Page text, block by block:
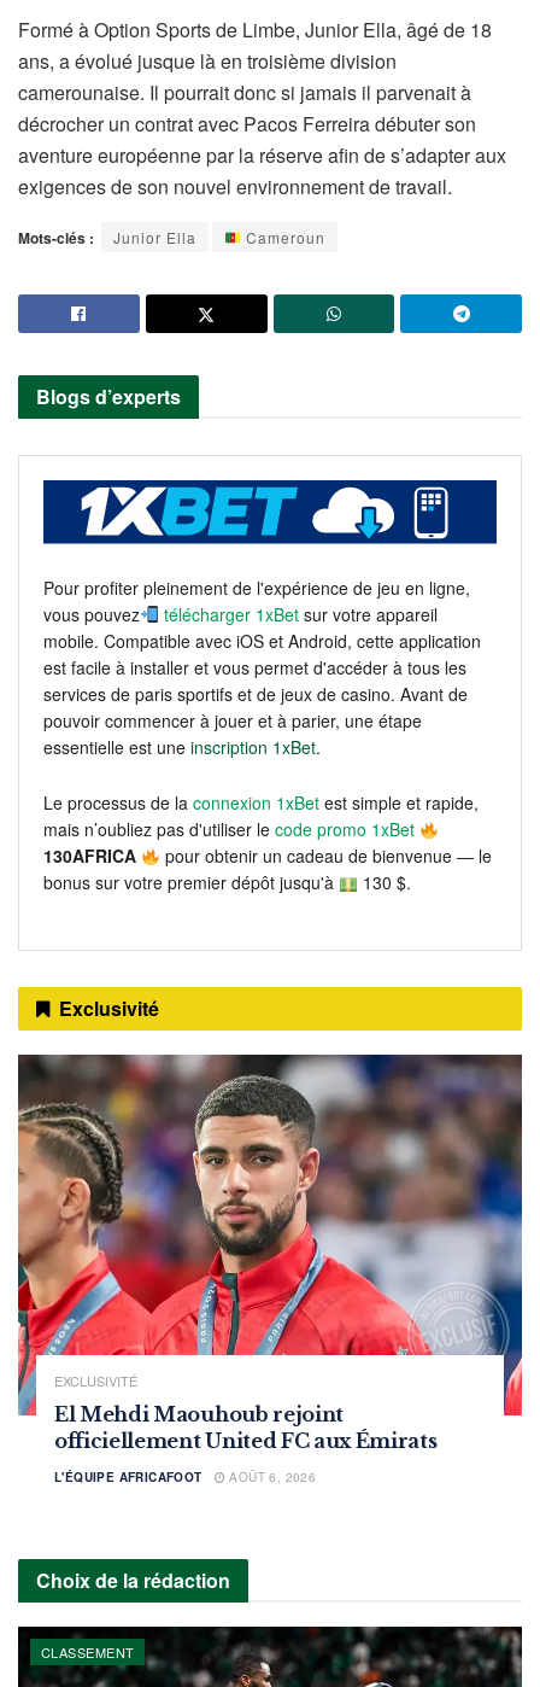
Formé à Option Sports de Limbe, Junior Ella, âgé de 18
ans, a évolué jusque là en troisième division
camerounaise. Il pourrait donc si jamais il parvenait à
décrocher un contrat avec Pacos Ferreira débuter son
aventure européenne par la réserve afin de s’adapter aux
exigences de son nouvel environnement de travail.
Mots-clés : Junior Ella Cameroun
Blogs d’experts
Pour profiter pleinement de l'expérience de jeu en ligne,
vous pouvez
télécharger 1xBet sur votre appareil
mobile. Compatible avec iOS et Android, cette application
est facile à installer et vous permet d'accéder à tous les
services de paris sportifs et de jeux de casino. Avant de
pouvoir commencer à jouer et à parier, une étape
essentielle est une inscription 1xBet.
Le processus de la connexion 1xBet est simple et rapide,
mais n’oubliez pas d'utiliser le code promo 1xBet
130AFRICA
pour obtenir un cadeau de bienvenue — le
bonus sur votre premier dépôt jusqu'à
130 $.
Exclusivité
EXCLUSIVITÉ
El Mehdi Maouhoub rejoint
officiellement United FC aux Émirats
L'ÉQUIPE AFRICAFOOT AOÛT 6, 2026
Choix de la rédaction
CLASSEMENT